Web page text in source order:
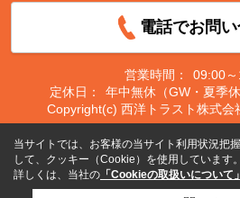
電話でお問
営業時間：
09:00
定休日：
年中無休（GW・夏季
Copyright(c) 西洋トラスト株式会
当サイトでは、お客様の当サイト利用状況把
して、クッキー（Cookie）を使用しています。
詳しくは、当社の 「Cookieの取扱いについて」